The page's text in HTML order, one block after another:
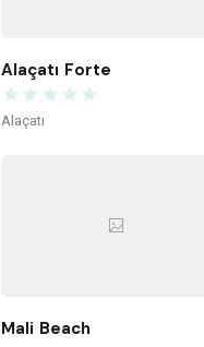
Alaçatı Forte
Alaçatı
Mali Beach